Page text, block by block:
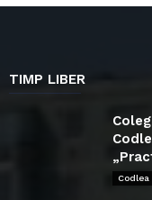
TIMP LIBER
Codlea